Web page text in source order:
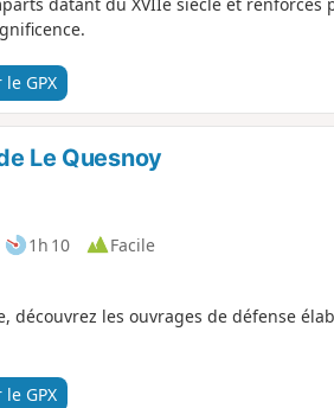
GPX
Le Quesnoy
1h 10
Facile
les ouvrages de défense
GPX